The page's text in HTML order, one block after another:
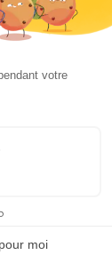
R en
sur
à environ